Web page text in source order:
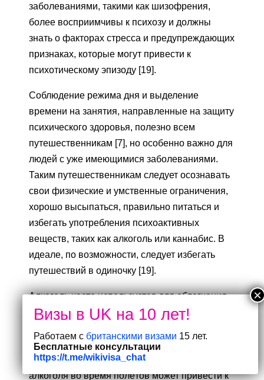
заболеваниями, такими как шизофрения,
более восприимчивы к психозу и должны
знать о факторах стресса и предупреждающих
признаках, которые могут привести к
психотическому эпизоду [19].
Соблюдение режима дня и выделение
времени на занятия, направленные на защиту
психического здоровья, полезно всем
путешественникам [7], но особенно важно для
людей с уже имеющимися заболеваниями.
Таким путешественникам следует осознавать
свои физические и умственные ограничения,
хорошо высыпаться, правильно питаться и
избегать употребления психоактивных
веществ, таких как алкоголь или каннабис. В
идеале, по возможности, следует избегать
путешествий в одиночку [19].
Алкоголь часто используется для облегчения
страхов, связанных с путешествиями, но сам
психического здоровья, связанный с
путешествиями. Чрезмерное употребление
алкоголя во время полётов может привести к
Работаем с британскими визами 15 лет.
Бесплатные консультации
https://t.me/wikivisa_chat